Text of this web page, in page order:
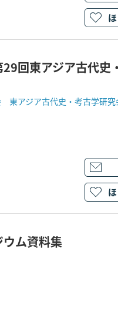
回東アジア古代史
東アジア古代史・考古学研究
ム資料集